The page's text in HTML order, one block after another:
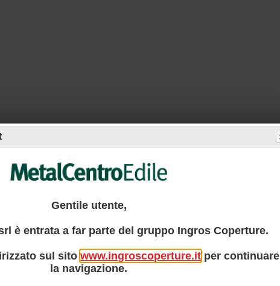
Gentile utente,
è entrata a far parte del gruppo Ingros Coperture.
sul sitowww.ingroscoperture.it per continuare
la navigazione.